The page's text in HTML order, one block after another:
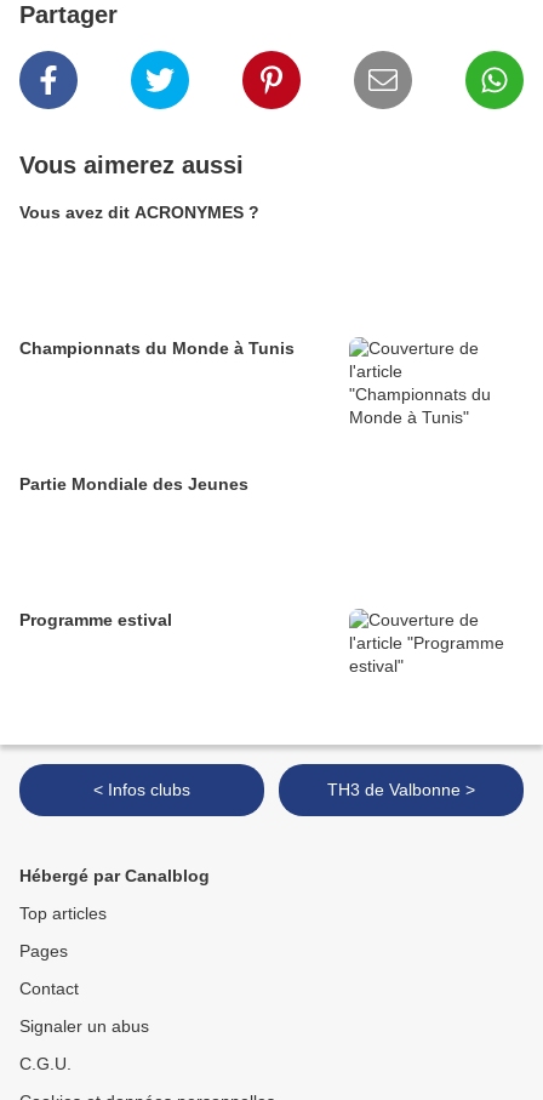
Partager
Vous aimerez aussi
Vous avez dit ACRONYMES ?
Championnats du Monde à Tunis
Partie Mondiale des Jeunes
Programme estival
< Infos clubs TH3 de Valbonne >
Hébergé par Canalblog
Top articles
Pages
Contact
Signaler un abus
C.G.U.